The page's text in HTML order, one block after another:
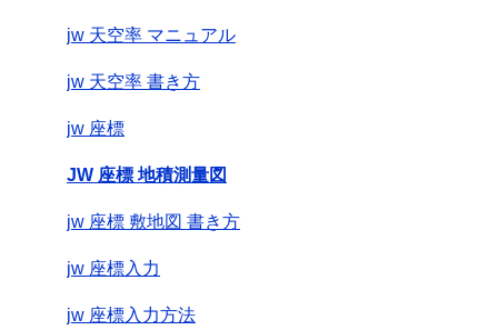
jw 天空率 マニュアル
jw 天空率 書き方
jw 座標
JW 座標 地積測量図
jw 座標 敷地図 書き方
jw 座標入力
jw 座標入力方法